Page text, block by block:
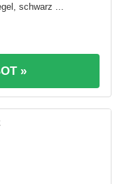
schwarz ...
»